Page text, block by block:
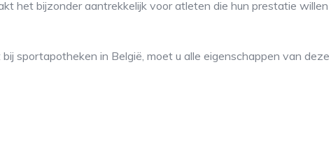
het bijzonder aantrekkelijk voor atleten die hun prestatie
sportapotheken in België, moet u alle eigenschappen van